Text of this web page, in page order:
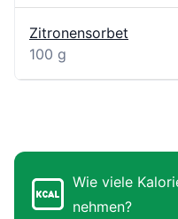
Zitronensorbet
100 g
Wie viele
nehmen?